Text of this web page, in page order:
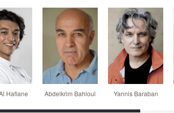
Hafiane Abdelkrim Bahloul Yannis Baraban